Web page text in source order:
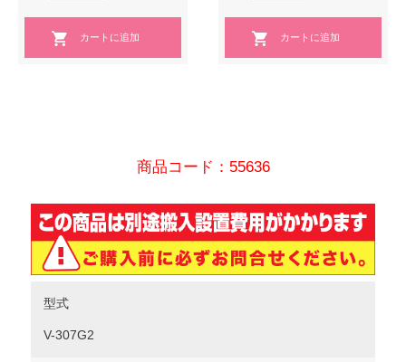
商品コード：55636
型式
V-307G2